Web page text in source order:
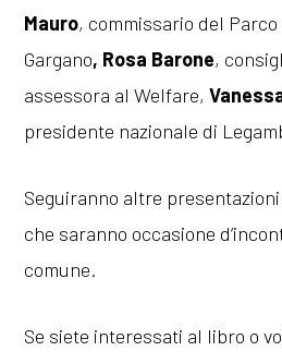
Mauro, commissario del
Gargano, Rosa Barone,
assessora al Welfare,
presidente nazionale di
Seguiranno altre
che saranno occasione
comune.
Se siete interessati al libro o